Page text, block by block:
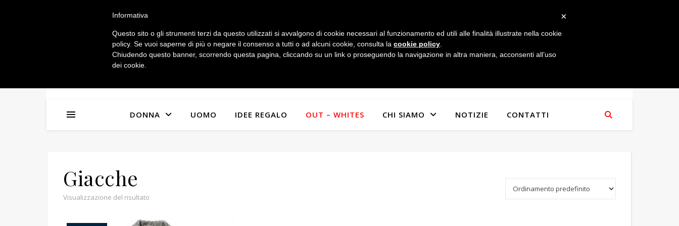
IL MIO ACCOUNT
DONNA UOMO IDEE REGALO OUT – WHITES CHI SIAMO NOTIZIE CONTATTI
Giacche
Visualizzazione del risultato
×
Informativa
Questo sito o gli strumenti terzi da questo utilizzati si avvalgono di cookie necessari al funzionamento ed utili alle finalità illustrate nella cookie
policy. Se vuoi saperne di più o negare il consenso a tutti o ad alcuni cookie, consulta la cookie policy
Chiudendo questo banner, scorrendo questa pagina, cliccando su un link o proseguendo la navigazione in altra maniera, acconsenti all’uso
dei cookie.